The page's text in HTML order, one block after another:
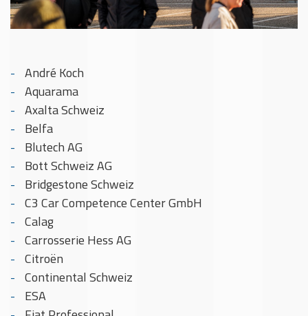
André Koch
Aquarama
Axalta Schweiz
Belfa
Blutech AG
Bott Schweiz AG
Bridgestone Schweiz
C3 Car Competence Center GmbH
Calag
Carrosserie Hess AG
Citroën
Continental Schweiz
ESA